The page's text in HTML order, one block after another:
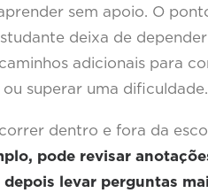
sem apoio. O
deixa de
adicionais para
superar uma dificuldade.
dentro e fora da
pode revisar
levar perguntas